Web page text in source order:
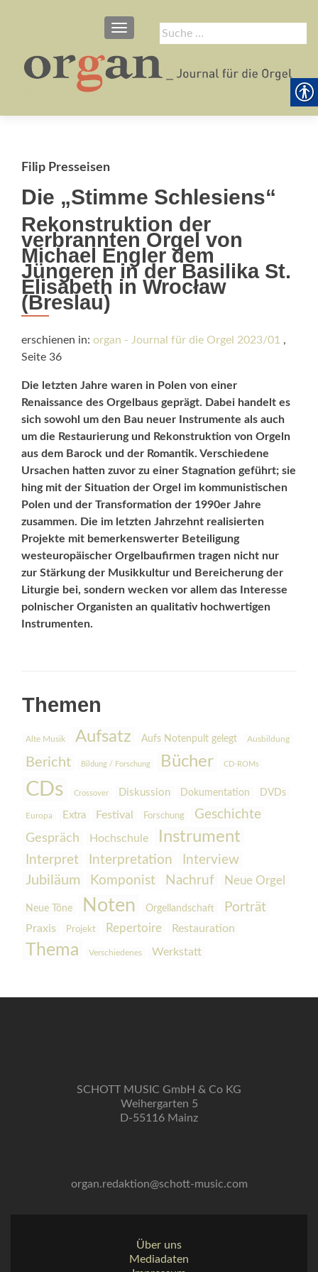
Suche
nach:
SCHALTE NAVIGATION
Filip Presseisen
Die „Stimme Schlesiens“
Rekonstruktion der
verbrannten Orgel von
Michael Engler dem
Jüngeren in der Basilika St.
Elisabeth in Wrocław
(Breslau)
erschienen in: organ - Journal für die Orgel 2023/01 ,
Seite 36
Die letzten Jahre waren in Polen von einer
Renaissance des Orgelbaus geprägt. Dabei handelt es
sich sowohl um den Bau neuer Instrumente als auch
um die Restaurierung und Rekonstruktion von Orgeln
aus dem Barock und der Romantik. Verschiedene
Ursachen hatten zuvor zu einer Stagnation geführt; sie
hing mit der Situation der Orgel im kommunistischen
Polen und der Transformation der 1990er Jahre
zusammen. Die im letzten Jahrzehnt realisierten
Projekte mit bemerkens­werter Beteiligung
westeuropäischer Orgelbaufirmen tragen nicht nur
zur Stärkung der Musikkultur und Bereicherung der
Liturgie bei, sondern wecken vor allem das Interesse
polnischer Organisten an qualitativ hochwertigen
Instrumenten.
Themen
Alte Musik Aufsatz Aufs Notenpult gelegt Ausbildung
Bericht Bildung / Forschung Bücher CD-ROMs
CDs Crossover Diskussion Dokumentation DVDs
Europa Extra Festival Forschung Geschichte
Gespräch Hochschule Instrument
Interpret Interpretation
Interview
Jubiläum
Komponist Nachruf Neue Orgel
Neue Töne Noten Orgellandschaft Porträt
Praxis Projekt Repertoire Restauration
Thema Verschiedenes Werkstatt
SCHOTT MUSIC GmbH & Co KG
Weihergarten 5
D-55116 Mainz
organ.redaktion@schott-music.com
Über uns
Mediadaten